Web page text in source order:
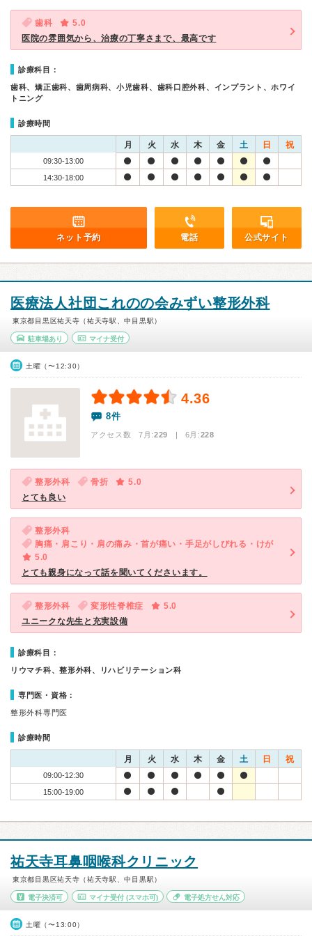
歯科
5.0
医院の雰囲気から、治療の丁寧さまで、最高です
診療科目：
歯科、矯正歯科、歯周病科、小児歯科、歯科口腔外科、インプラント、ホワイ
トニング
診療時間
月 火 水 木 金 土 日 祝
09:30-13:00
14:30-18:00
ネット予約 電話 公式サイト
医療法人社団これのの会みずい整形外科
東京都目黒区祐天寺（祐天寺駅、中目黒駅）
駐車場あり マイナ受付
土曜（〜12:30）
4.36
8件
アクセス数 7月:229 | 6月:228
整形外科 骨折
5.0
とても良い
整形外科
胸痛・肩こり・肩の痛み・首が痛い・手足がしびれる・けが
5.0
とても親身になって話を聞いてくださいます。
整形外科 変形性脊椎症
5.0
ユニークな先生と充実設備
診療科目：
リウマチ科、整形外科、リハビリテーション科
専門医・資格：
整形外科専門医
診療時間
月 火 水 木 金 土 日 祝
09:00-12:30
15:00-19:00
祐天寺耳鼻咽喉科クリニック
東京都目黒区祐天寺（祐天寺駅、中目黒駅）
電子決済可 マイナ受付(スマホ可) 電子処方せん対応
土曜（〜13:00）